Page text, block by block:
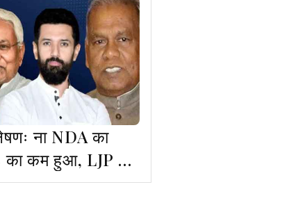
ना NDA का
का कम हुआ, LJP व